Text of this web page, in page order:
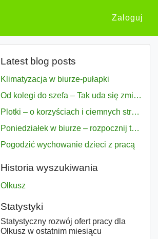
Zaloguj
Latest blog posts
Klimatyzacja w biurze-pułapki
Od kolegi do szefa – Tak uda się zmiana bezproblemowo
Plotki – o korzyściach i ciemnych stronach
Poniedziałek w biurze – rozpocznij tydzień w pełni zmotywowany
Pogodzić wychowanie dzieci z pracą
Historia wyszukiwania
Olkusz
Statystyki
Statystyczny rozwój ofert pracy dla
Olkusz w ostatnim miesiącu